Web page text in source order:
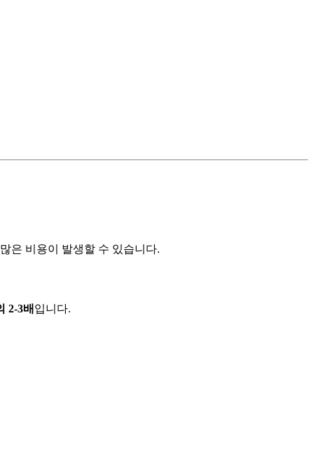
은 비용이 발생할 수 있습니다.
2-3배 입니다.